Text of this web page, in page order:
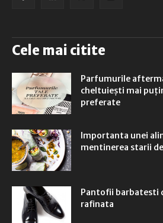
Cele mai citite
Parfumurile
cheltuiești mai
preferate
Importanta unei
mentinerea starii
Pantofii barbatesti
rafinata